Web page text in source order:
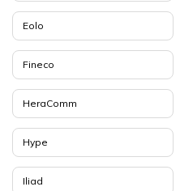
Eolo
Fineco
HeraComm
Hype
Iliad